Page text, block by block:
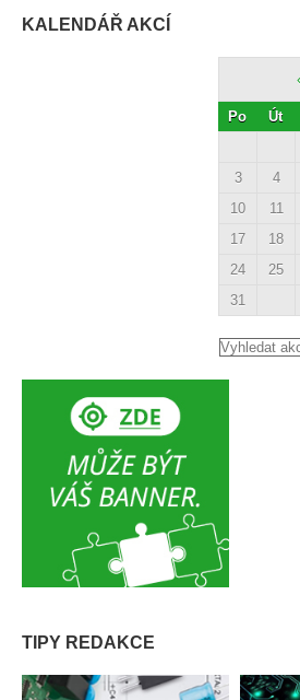
KALENDÁŘ AKCÍ
Po Út
3
4
10
11
17
18
24
25
31
TIPY REDAKCE